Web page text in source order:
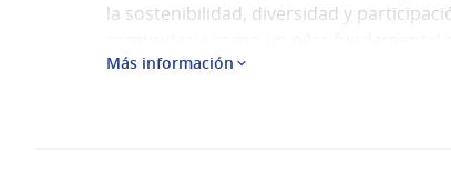
la sostenibilidad, diversidad y
comunicación.
Más información